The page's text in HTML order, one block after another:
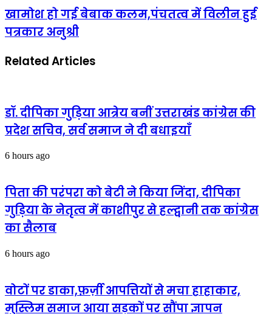
द्वारा
आयुष
मिशन
कार्यक्रमों
गुणवत्ता
के
साथ
पहुंचाने
लिए
रहें
खामोश
हो
गई
कलम,पंचतत्व
में
अनुश्री
खामोश हो गई बेबाक कलम,पंचतत्व में विलीन हुई
पत्रकार अनुश्री
Related Articles
डॉ. दीपिका गुड़िया आत्रेय बनीं उत्तराखंड कांग्रेस की
प्रदेश सचिव, सर्व समाज ने दी बधाइयाँ
6 hours ago
पिता की परंपरा को बेटी ने किया जिंदा, दीपिका
गुड़िया के नेतृत्व में काशीपुर से हल्द्वानी तक कांग्रेस
का सैलाब
6 hours ago
वोटों पर डाका,फ़र्ज़ी आपत्तियों से मचा हाहाकार,
मुस्लिम समाज आया सड़कों पर सौंपा ज्ञापन